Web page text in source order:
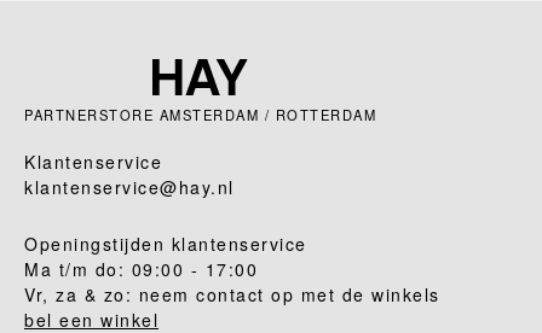
PARTNERSTORE AMSTERDAM / ROTTERDAM
Klantenservice
klantenservice@hay.nl
Openingstijden klantenservice
Ma t/m do: 09:00 - 17:00
Vr, za & zo: neem contact op met de winkels
bel een winkel